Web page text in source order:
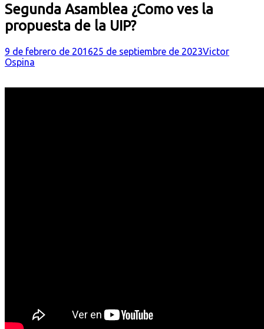
Segunda Asamblea ¿Como ves la
propuesta de la UIP?
9 de febrero de 201625 de septiembre de 2023Victor
Ospina